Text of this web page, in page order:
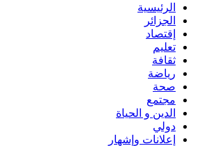
الرئيسية
الجزائر
إقتصاد
تعليم
ثقافة
رياضة
صحة
مجتمع
الدين و الحياة
دولي
إعلانات وإشهار